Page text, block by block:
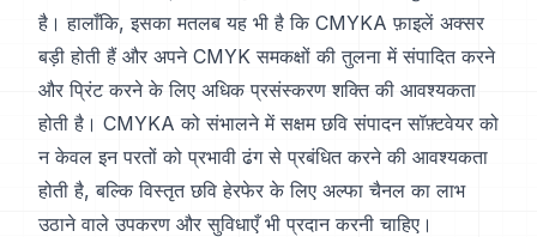
है। हालाँकि, इसका मतलब यह भी है कि CMYKA फ़ाइलें अक्सर
बड़ी होती हैं और अपने CMYK समकक्षों की तुलना में संपादित करने
और प्रिंट करने के लिए अधिक प्रसंस्करण शक्ति की आवश्यकता
होती है। CMYKA को संभालने में सक्षम छवि संपादन सॉफ़्टवेयर को
न केवल इन परतों को प्रभावी ढंग से प्रबंधित करने की आवश्यकता
होती है, बल्कि विस्तृत छवि हेरफेर के लिए अल्फा चैनल का लाभ
उठाने वाले उपकरण और सुविधाएँ भी प्रदान करनी चाहिए।